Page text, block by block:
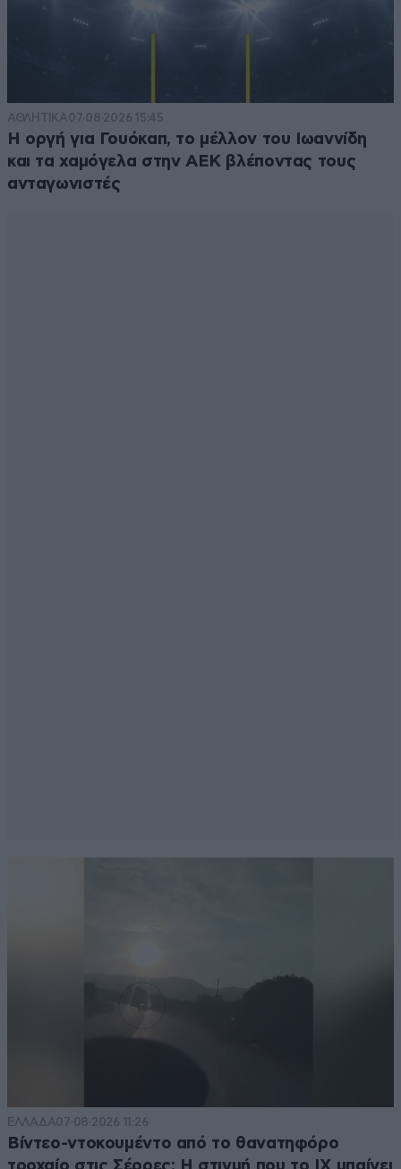
ΑΘΛΗΤΙΚΑ07·08·2026 15:45
Η οργή για Γουόκαπ, το μέλλον του Ιωαννίδη
και τα χαμόγελα στην ΑΕΚ βλέποντας τους
ανταγωνιστές
ΕΛΛΑΔΑ07·08·2026 11:26
Βίντεο-ντοκουμέντο από το θανατηφόρο